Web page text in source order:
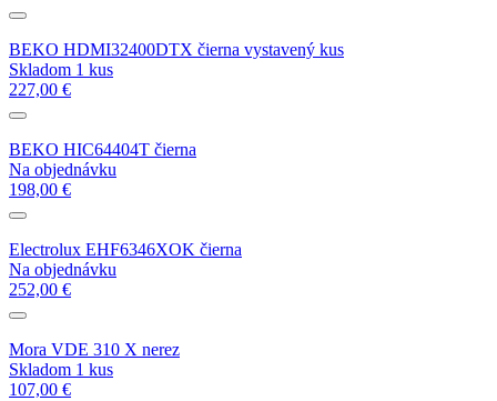
BEKO HDMI32400DTX čierna vystavený kus
Skladom 1 kus
227,00 €
BEKO HIC64404T čierna
Na objednávku
198,00 €
Electrolux EHF6346XOK čierna
Na objednávku
252,00 €
Mora VDE 310 X nerez
Skladom 1 kus
107,00 €